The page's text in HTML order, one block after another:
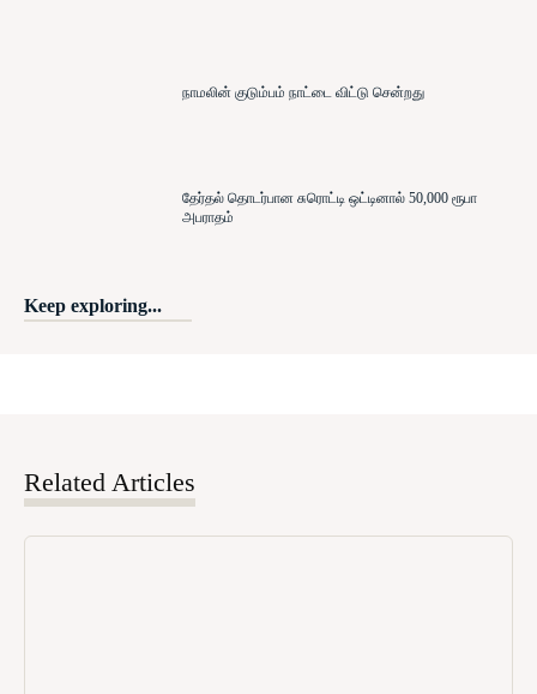
நாமலின் குடும்பம் நாட்டை விட்டு சென்றது
தேர்தல் தொடர்பான சுரொட்டி ஒட்டினால் 50,000 ரூபா
அபராதம்
Keep exploring...
Related Articles